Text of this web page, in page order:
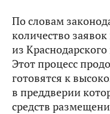
По словам
количество
из
Этот процесс
готовятся к
в преддверии
средств